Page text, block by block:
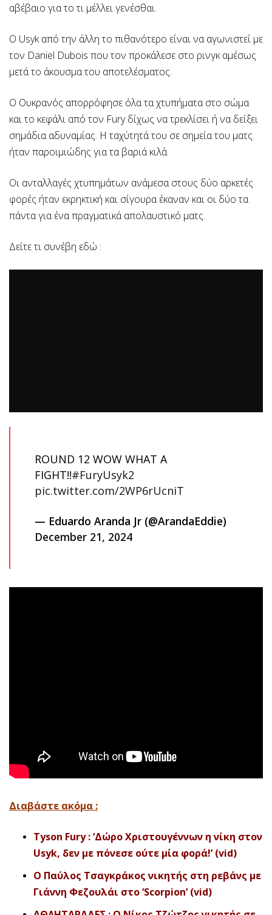
αβέβαιο για το τι μέλλει γενέσθαι.
Ο Usyk από την άλλη το πιθανότερο είναι να αγωνιστεί με
τον Daniel Dubois που τον προκάλεσε στο ρινγκ αμέσως
μετά το άκουσμα του αποτελέσματος.
Ο Ουκρανός απορρόφησε όλα τα χτυπήματα στο σώμα
και το κεφάλι από τον Fury δίχως να τρεκλίσει ή να δείξει
σημάδια αδυναμίας. Η ταχύτητά του σε σημεία του ματς
ήταν παροιμιώδης για τα βαριά κιλά.
Οι ανταλλαγές χτυπημάτων ανάμεσα στους δύο αρκετές
φορές ήταν εκρηκτική και σίγουρα έκαναν και οι δύο τα
πάντα για ένα πραγματικά απολαυστικό ματς.
Δείτε τι συνέβη εδώ :
ROUND 12 WOW WHAT A
FIGHT!!#FuryUsyk2
pic.twitter.com/2WP6rUcniT
— Eduardo Aranda Jr (@ArandaEddie)
December 21, 2024
Διαβάστε ακόμα :
Tyson Fury : ‘Δώρο Χριστουγέννων η νίκη στον
Usyk, δεν με πόνεσε ούτε μία φορά!’ (vid)
Ο Παύλος Τσαγκράκος νικητής στη ρεβάνς με
Γιάννη Φεζουλάι στο ‘Scorpion’ (vid)